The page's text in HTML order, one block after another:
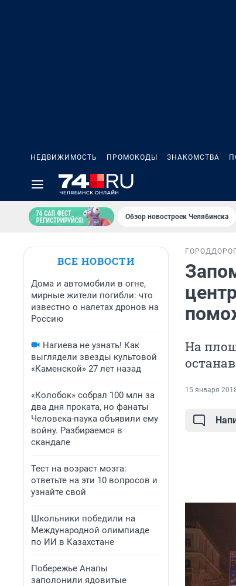
НЕДВИЖИМОСТЬ ПРОМОКОДЫ ЗНАКОМСТВА
Обзор новостроек Челябинска
ВСЕ НОВОСТИ
Дома и автомобили в огне,
мирные жители погибли: что
известно о налетах дронов на
Россию
Нагиева не узнать! Как
выглядели звезды культовой
«Каменской» 27 лет назад
«Колобок» собрал 100 млн за
два дня проката, но фанаты
Человека-паука объявили ему
войну. Разбираемся в
скандале
Тест на возраст мозга:
ответьте на эти 10 вопросов и
узнайте свой
Школьники победили на
Международной олимпиаде
по ИИ в Казахстане
Побережье Анапы
заполонили ядовитые
ГОРОД
На
15 января